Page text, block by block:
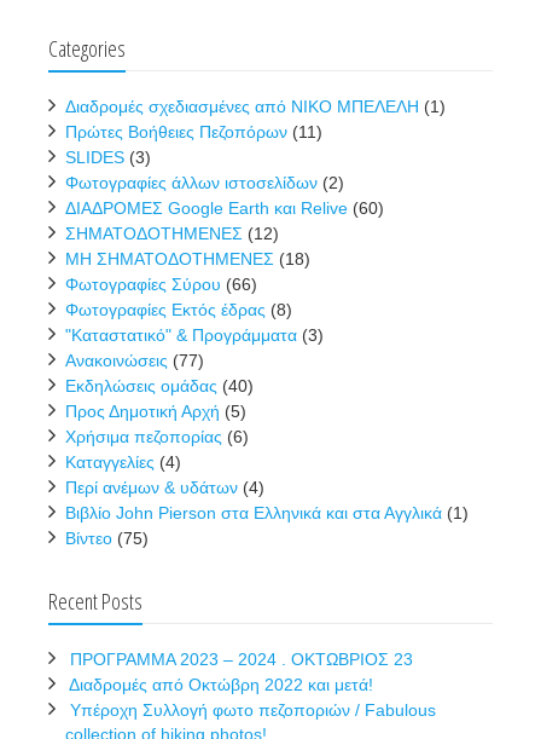
Categories
Διαδρομές σχεδιασμένες από ΝΙΚΟ ΜΠΕΛΕΛΗ (1)
Πρώτες Βοήθειες Πεζοπόρων (11)
SLIDES (3)
Φωτογραφίες άλλων ιστοσελίδων (2)
ΔΙΑΔΡΟΜΕΣ Google Earth και Relive (60)
ΣΗΜΑΤΟΔΟΤΗΜΕΝΕΣ (12)
ΜΗ ΣΗΜΑΤΟΔΟΤΗΜΕΝΕΣ (18)
Φωτογραφίες Σύρου (66)
Φωτογραφίες Εκτός έδρας (8)
"Καταστατικό" & Προγράμματα (3)
Ανακοινώσεις (77)
Εκδηλώσεις ομάδας (40)
Προς Δημοτική Αρχή (5)
Χρήσιμα πεζοπορίας (6)
Καταγγελίες (4)
Περί ανέμων & υδάτων (4)
Βιβλίο John Pierson στα Ελληνικά και στα Αγγλικά (1)
Βίντεο (75)
Recent Posts
ΠΡΟΓΡΑΜΜΑ 2023 – 2024 . ΟΚΤΩΒΡΙΟΣ 23
Διαδρομές από Οκτώβρη 2022 και μετά!
Υπέροχη Συλλογή φωτο πεζοποριών / Fabulous
collection of hiking photos!